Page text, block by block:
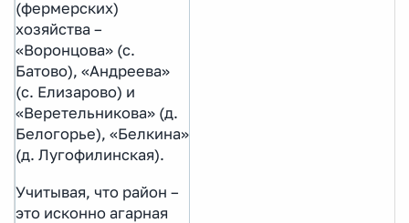
(фермерских)
хозяйства –
«Воронцова» (с.
Батово), «Андреева»
(с. Елизарово) и
«Веретельникова» (д.
Белогорье), «Белкина»
(д. Лугофилинская).
Учитывая, что район –
это исконно агарная